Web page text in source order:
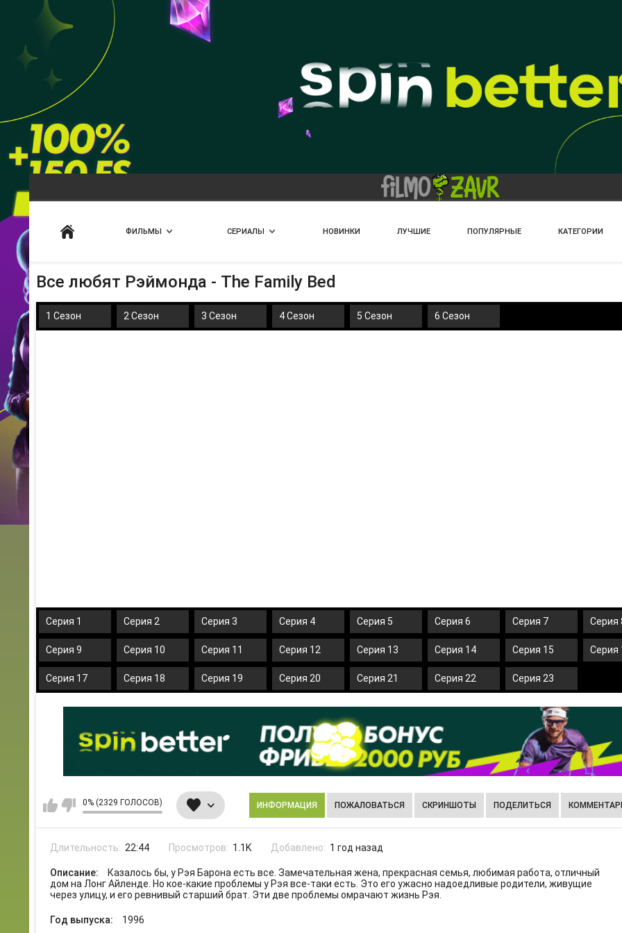
ФИЛЬМЫ СЕРИАЛЫ НОВИНКИ ЛУЧШИЕ ПОПУЛЯРНЫЕ КАТЕГОРИИ
Все любят Рэймонда - The Family Bed
1 Сезон 2 Сезон 3 Сезон 4 Сезон 5 Сезон 6 Сезон
Серия 1 Серия 2 Серия 3 Серия 4 Серия 5 Серия 6 Серия 7 Серия
Серия 9 Серия 10 Серия 11 Серия 12 Серия 13 Серия 14 Серия 15 Серия
Серия 17 Серия 18 Серия 19 Серия 20 Серия 21 Серия 22 Серия 23
0% (2329 ГОЛОСОВ) ИНФОРМАЦИЯ ПОЖАЛОВАТЬСЯ СКРИНШОТЫ ПОДЕЛИТЬСЯ
Длительность: 22:44 Просмотров: 1.1K Добавлено: 1 год назад
Описание:
Казалось бы, у Рэя Барона есть все. Замечательная жена, прекрасная семья, любимая работа, отличный
дом на Лонг Айленде. Но кое-какие проблемы у Рэя все-таки есть. Это его ужасно надоедливые родители, живущие
через улицу, и его ревнивый старший брат. Эти две проблемы омрачают жизнь Рэя.
Год выпуска: 1996